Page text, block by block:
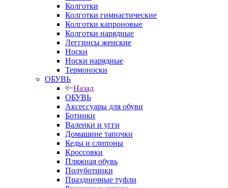
Колготки
Колготки гимнастические
Колготки капроновые
Колготки нарядные
Леггинсы женские
Носки
Носки нарядные
Термоноски
ОБУВЬ
Назад
ОБУВЬ
Аксессуары для обуви
Ботинки
Валенки и угги
Домашние тапочки
Кеды и слипоны
Кроссовки
Пляжная обувь
Полуботинки
Праздничные туфли